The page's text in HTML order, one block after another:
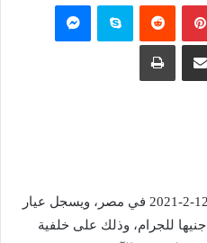
بينتيريست سكايب
ننشر أسعار الذهب اليوم الجمعة 12-2-2021 في مصر، ويسجل عيار
21 وهو الأكثر مبيعا في مصر 795 جنيها للجرام، وذلك على خلفية